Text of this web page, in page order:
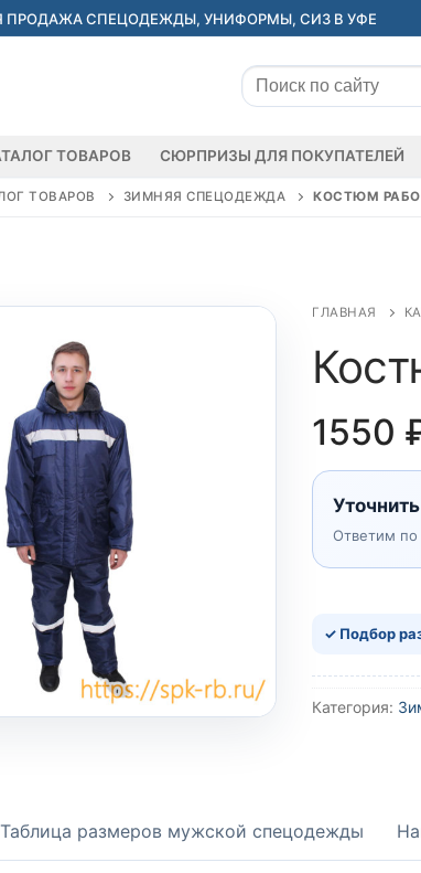
ПРОДАЖА СПЕЦОДЕЖДЫ, УНИФОРМЫ, СИЗ В УФЕ
Искать:
ТОВАРОВ СЮРПРИЗЫ ДЛЯ ПОКУПАТЕЛЕЙ
ТОВАРОВ ЗИМНЯЯ СПЕЦОДЕЖДА КОСТЮМ
ГЛАВНАЯ
1550
Ответим по
✓ Подбор
Категория:
Таблица размеров мужской спецодежды